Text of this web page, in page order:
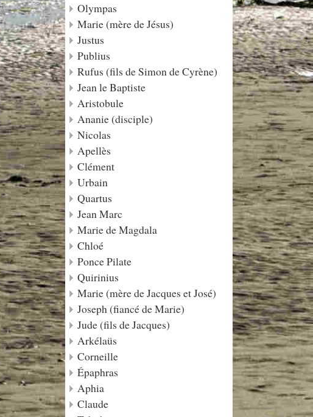
Olympas
Marie (mère de Jésus)
Justus
Publius
Rufus (fils de Simon de Cyrène)
Jean le Baptiste
Aristobule
Ananie (disciple)
Nicolas
Apellès
Clément
Urbain
Quartus
Jean Marc
Marie de Magdala
Chloé
Ponce Pilate
Quirinius
Marie (mère de Jacques et José)
Joseph (fiancé de Marie)
Jude (fils de Jacques)
Arkélaüs
Corneille
Épaphras
Aphia
Claude